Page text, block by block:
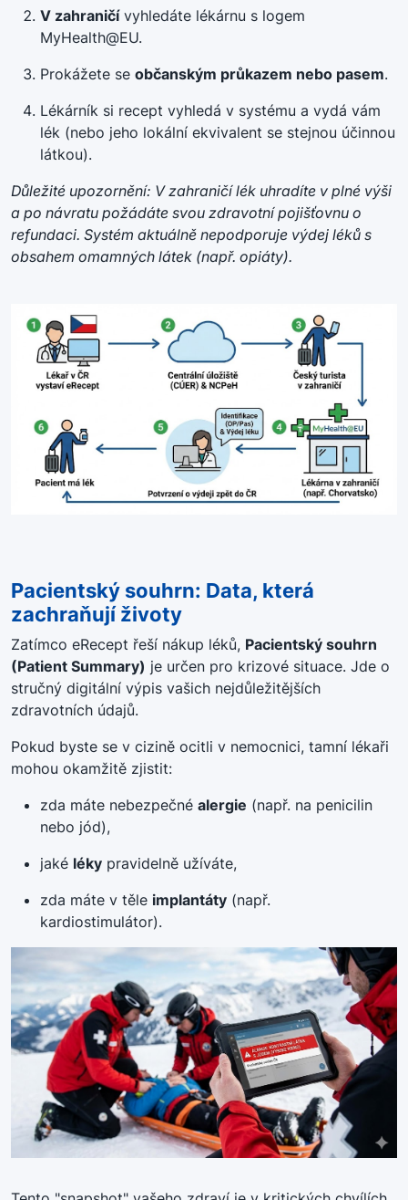
V zahraničívyhledáte lékárnu s logem
MyHealth@EU.
Prokážete se občanským průkazem nebo pasem.
Lékárník si recept vyhledá v systému a vydá vám
lék (nebo jeho lokální ekvivalent se stejnou účinnou
látkou).
Důležité upozornění: V zahraničí lék uhradíte v plné výši
a po návratu požádáte svou zdravotní pojišťovnu o
refundaci. Systém aktuálně nepodporuje výdej léků s
obsahem omamných látek (např. opiáty).
Pacientský souhrn: Data, která
zachraňují životy
Zatímco eRecept řeší nákup léků, Pacientský souhrn
(Patient Summary) je určen pro krizové situace. Jde o
stručný digitální výpis vašich nejdůležitějších
zdravotních údajů.
Pokud byste se v cizině ocitli v nemocnici, tamní lékaři
mohou okamžitě zjistit:
zda máte nebezpečné alergie (např. na penicilin
nebo jód),
jaké léky pravidelně užíváte,
zda máte v těle implantáty (např.
kardiostimulátor).